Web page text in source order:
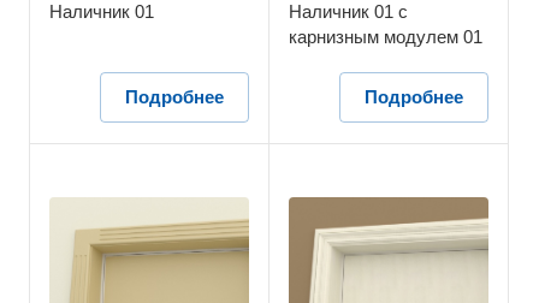
Наличник 01
Подробнее
Наличник 01 с
карнизным модулем 01
Подробнее